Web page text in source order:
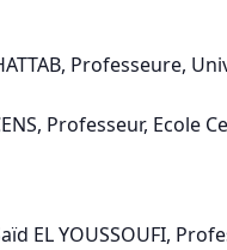
Professeure,
Professeur, Ecole
EL YOUSSOUFI,